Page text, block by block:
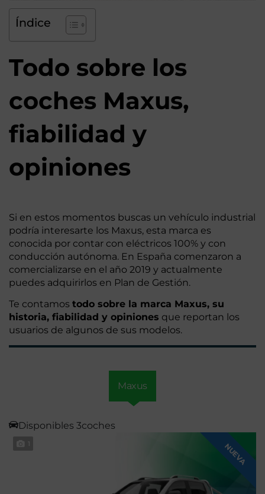
Índice
Todo sobre los
coches Maxus,
fiabilidad y
opiniones
Si en estos momentos buscas un vehículo industrial
podría interesarte los Maxus, esta marca es
conocida por contar con eléctricos 100% y con
conducción autónoma. En España comenzaron a
comercializarse en el año 2019 y actualmente
puedes adquirirlos en Plan de Gestión.
Te contamos todo sobre la marca Maxus, su
historia, fiabilidad y opiniones que reportan los
usuarios de algunos de sus modelos.
Maxus
Disponibles 3coches
NUEVA